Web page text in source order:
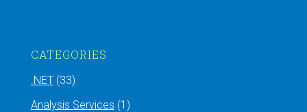
CATEGORIES
.NET(33)
Analysis Services (1)